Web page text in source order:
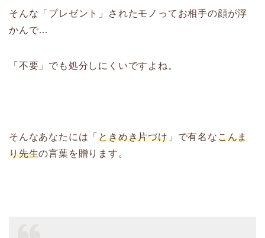
そんな「プレゼント」されたモノってお相手の顔が浮
かんで…
「不要」でも処分しにくいですよね。
そんなあなたには「ときめき片づけ」で有名なこんま
り先生の言葉を贈ります。